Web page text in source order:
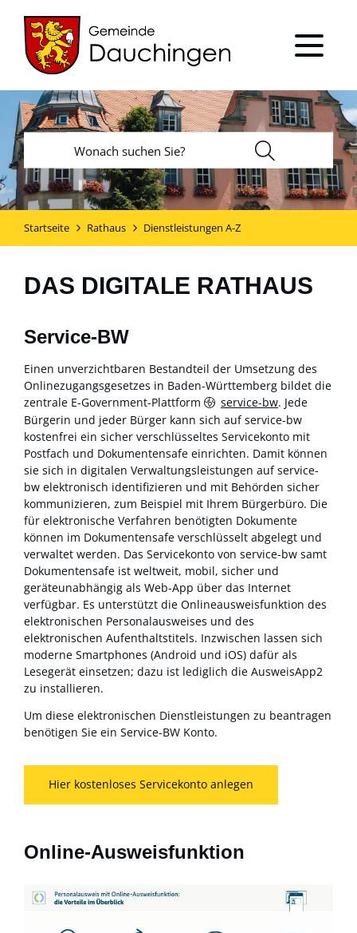
Startseite Rathaus Dienstleistungen A-Z
DAS DIGITALE RATHAUS
Service-BW
Einen unverzichtbaren Bestandteil der Umsetzung des
Onlinezugangsgesetzes in Baden-Württemberg bildet die
zentrale E-Government-Plattform
service-bw. Jede
Bürgerin und jeder Bürger kann sich auf service-bw
kostenfrei ein sicher verschlüsseltes Servicekonto mit
Postfach und Dokumentensafe einrichten. Damit können
sie sich in digitalen Verwaltungsleistungen auf service-
bw elektronisch identifizieren und mit Behörden sicher
kommunizieren, zum Beispiel mit Ihrem Bürgerbüro. Die
für elektronische Verfahren benötigten Dokumente
können im Dokumentensafe verschlüsselt abgelegt und
verwaltet werden. Das Servicekonto von service-bw samt
Dokumentensafe ist weltweit, mobil, sicher und
geräteunabhängig als Web-App über das Internet
verfügbar. Es unterstützt die Onlineausweisfunktion des
elektronischen Personalausweises und des
elektronischen Aufenthaltstitels. Inzwischen lassen sich
moderne Smartphones (Android und iOS) dafür als
Lesegerät einsetzen; dazu ist lediglich die AusweisApp2
zu installieren.
Um diese elektronischen Dienstleistungen zu beantragen
benötigen Sie ein Service-BW Konto.
Hier kostenloses Servicekonto anlegen
Online-Ausweisfunktion